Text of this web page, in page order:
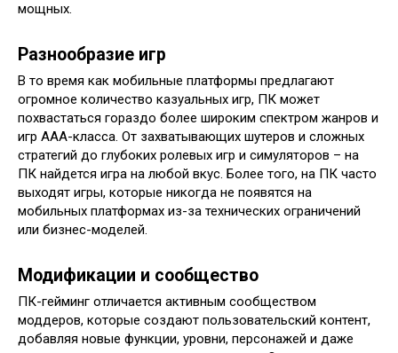
мощных.
Разнообразие игр
В то время как мобильные платформы предлагают
огромное количество казуальных игр, ПК может
похвастаться гораздо более широким спектром жанров и
игр AAA-класса. От захватывающих шутеров и сложных
стратегий до глубоких ролевых игр и симуляторов – на
ПК найдется игра на любой вкус. Более того, на ПК часто
выходят игры, которые никогда не появятся на
мобильных платформах из-за технических ограничений
или бизнес-моделей.
Модификации и сообщество
ПК-гейминг отличается активным сообществом
моддеров, которые создают пользовательский контент,
добавляя новые функции, уровни, персонажей и даже